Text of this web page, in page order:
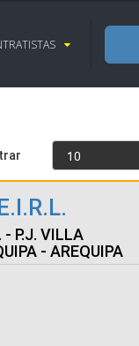
- P.J. VILLA
- AREQUIPA